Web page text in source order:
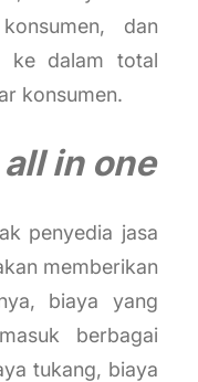
dan
ke dalam total
konsumen.
all in one
penyedia jasa
memberikan
biaya yang
berbagai
tukang, biaya